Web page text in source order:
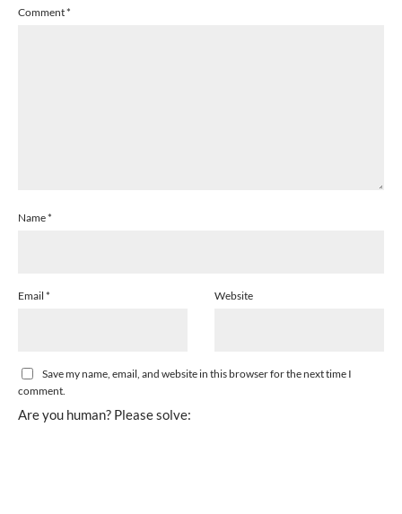
Comment*
Name*
Email * Website
Save my name, email, and website in this browser for the next time I
comment.
Are you human? Please solve: